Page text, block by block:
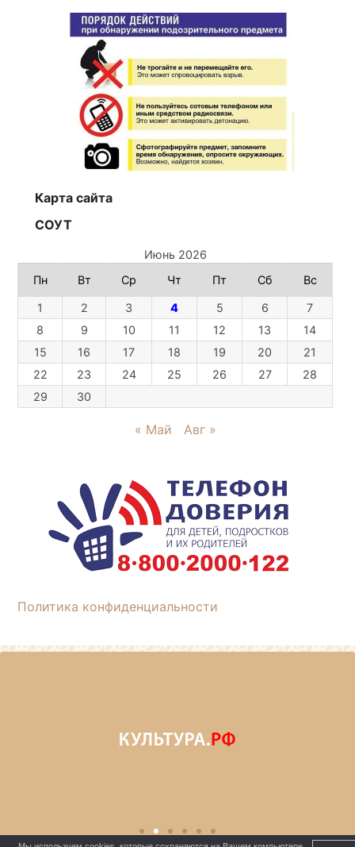
Карта сайта
СОУТ
Июнь 2026
Пн
Вт Ср Чт Пт Сб Вс
1 2 3 4 5 6
7
8
9 10 11 12 13
14
15
16 17 18 19 20
21
22
23 24 25 26 27
28
29
30
« Май Авг »
Политика конфиденциальности